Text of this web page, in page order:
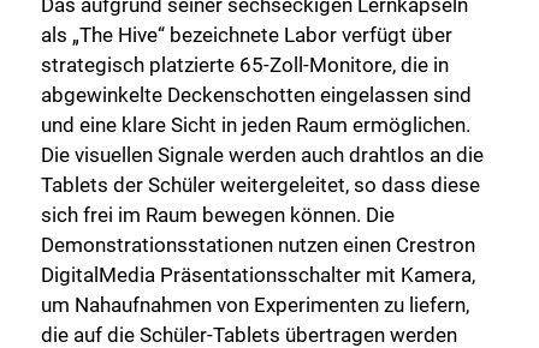
Das aufgrund seiner sechseckigen Lernkapseln
als „The Hive“ bezeichnete Labor verfügt über
strategisch platzierte 65-Zoll-Monitore, die in
abgewinkelte Deckenschotten eingelassen sind
und eine klare Sicht in jeden Raum ermöglichen.
Die visuellen Signale werden auch drahtlos an die
Tablets der Schüler weitergeleitet, so dass diese
sich frei im Raum bewegen können. Die
Demonstrationsstationen nutzen einen Crestron
DigitalMedia Präsentationsschalter mit Kamera,
um Nahaufnahmen von Experimenten zu liefern,
die auf die Schüler-Tablets übertragen werden